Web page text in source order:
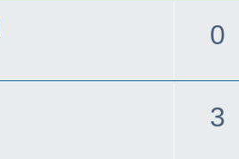
0回
3回